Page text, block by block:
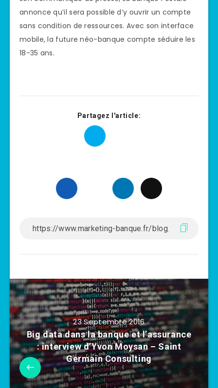
annonce qu’il sera possible d’y ouvrir un compte
sans condition de ressources. Avec son interface
mobile, la future néo-banque compte séduire les
18-35 ans.
Partagez l'article:
23 Septembre 2016
Big data dans la banque et l’assurance
: interview d’Yvon Moysan – Saint
Germain Consulting